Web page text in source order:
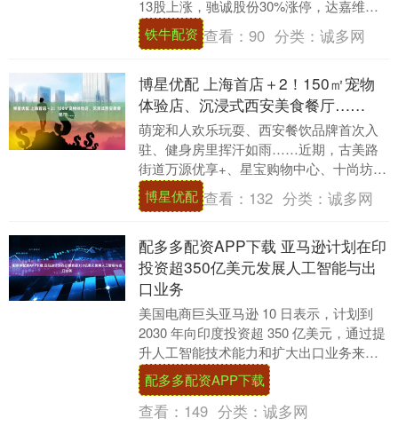
13股上涨，驰诚股份30%涨停，达嘉维
康、思创医惠、天虹股份等涨幅居前，分
别上涨....
铁牛配资 查看：90 分类：诚多网
博星优配 上海首店＋2！150㎡宠物
体验店、沉浸式西安美食餐厅……
萌宠和人欢乐玩耍、西安餐饮品牌首次入
驻、健身房里挥汗如雨……近期，古美路
街道万源优享+、星宝购物中心、十尚坊这
几大商圈又有新动作，不同类型的新店开
业为社区带来新....
博星优配 查看： 132 分类：诚多网
配多多配资APP下载 亚马逊计划在印
投资超350亿美元发展人工智能与出
口业务
美国电商巨头亚马逊 10 日表示，计划到
2030 年向印度投资超 350 亿美元，通过提
升人工智能技术能力和扩大出口业务来拓
展当地运营。眼下，全球科技企业正不....
配多多配资APP下载
查看： 149 分类： 诚多网